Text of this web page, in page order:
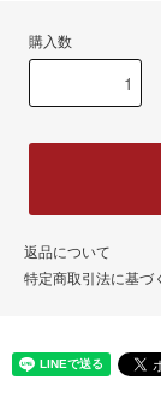
購入数
返品について
特定商取引法に基づ